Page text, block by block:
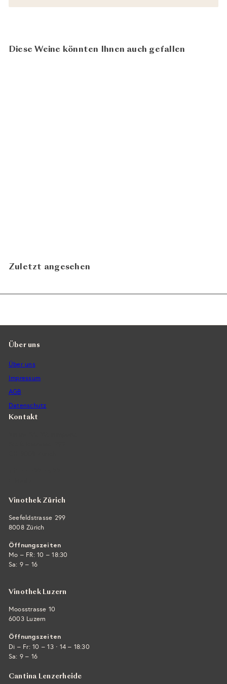
Diese Weine könnten Ihnen auch gefallen
Zuletzt angesehen
Über uns
Über uns
Impressum
AGB
Datenschutz
Kontakt
Vinothek Zürich
Seefeldstrasse 299
8008 Zürich
Öffnungszeiten
Mo – FR: 10 – 18:30
Sa: 9 – 16
Vinothek Luzern
Moosstrasse 10
6003 Luzern
Öffnungszeiten
Di – Fr: 10 – 13 · 14 – 18:30
Sa: 9 – 16
Cantina Lenzerheide